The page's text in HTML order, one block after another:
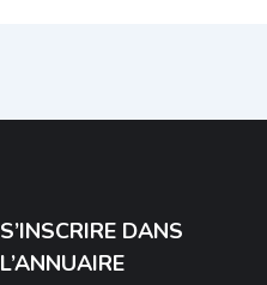
S’INSCRIRE DANS
L’ANNUAIRE